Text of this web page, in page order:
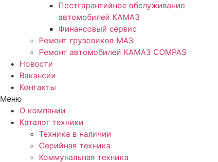
Постгарантийное обслуживание
автомобилей КАМАЗ
Финансовый сервис
Ремонт грузовиков МАЗ
Ремонт автомобилей КАМАЗ COMPAS
Новости
Вакансии
Контакты
Меню
О компании
Каталог техники
Техника в наличии
Серийная техника
Коммунальная техника